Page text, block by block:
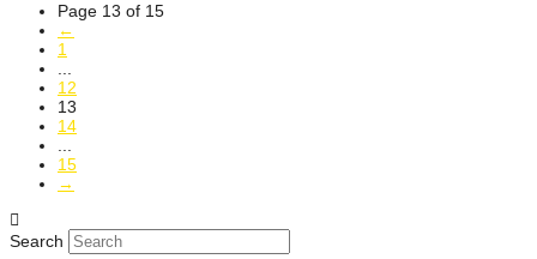
Page 13 of 15
←
1
...
12
13
14
...
15
→
Search